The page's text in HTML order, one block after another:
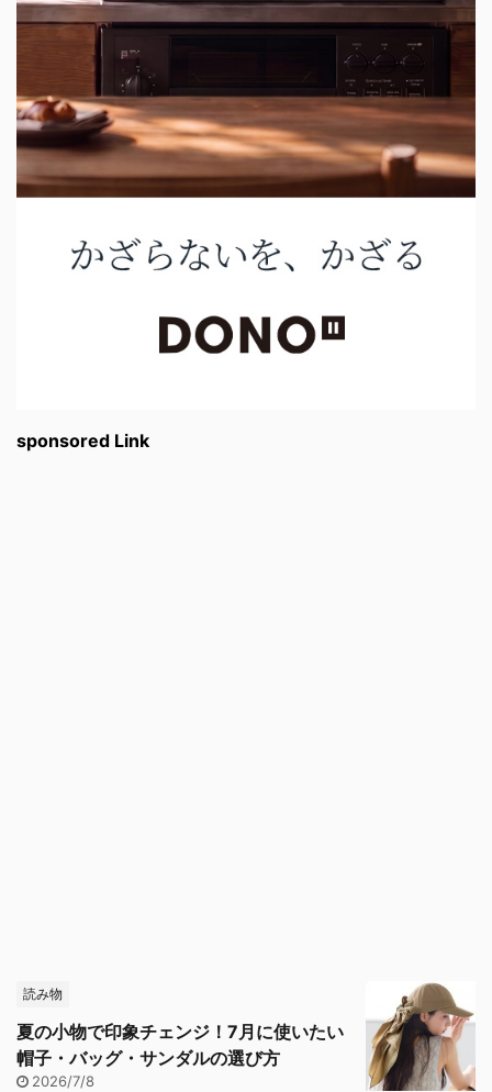
sponsored Link
読み物
夏の小物で印象チェンジ！7月に使いたい
帽子・バッグ・サンダルの選び方
2026/7/8